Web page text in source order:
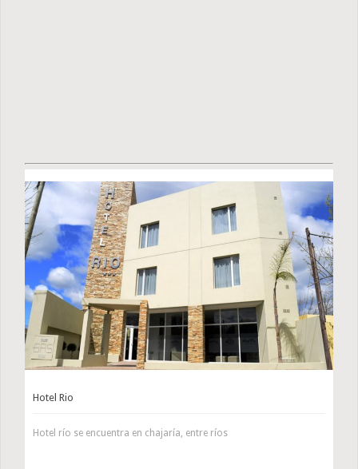
Hotel Rio
Hotel río se encuentra en chajaría, entre ríos